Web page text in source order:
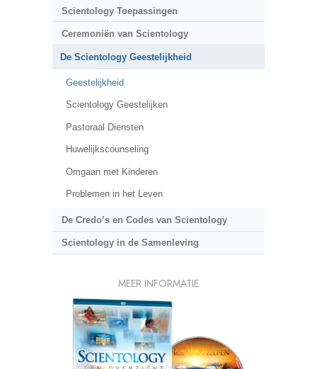
Scientology Toepassingen
Ceremoniën van Scientology
De Scientology Geestelijkheid
Geestelijkheid
Scientology Geestelijken
Pastoraal Diensten
Huwelijkscounseling
Omgaan met Kinderen
Problemen in het Leven
De Credo’s en Codes van Scientology
Scientology in de Samenleving
MEER INFORMATIE